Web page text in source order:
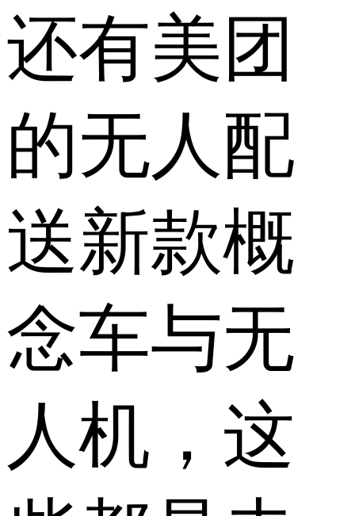
还有美团
的无人配
送新款概
念车与无
人机，这